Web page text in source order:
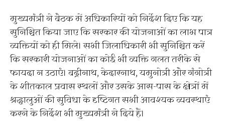
मुख्यमंत्री ने बैठक में अधिकारियों को निर्देश दिए कि यह
सुनिश्चित किया जाए कि सरकार की योजनाओं का लाभ पात्र
व्यक्तियों को ही मिले। सभी जिलाधिकारी भी सुनिश्चित करें
कि सरकारी योजनाओं का कोई भी व्यक्ति गलत तरीके से
फायदा न उठाएं। बद्रीनाथ, केदारनाथ, यमुनोत्री और गंगोत्री
के शीतकाल प्रवास स्थलों और उसके आस-पास के क्षेत्रों में
श्रद्धालुओं की सुविधा के दृष्टिगत सभी आवश्यक व्यवस्थाएं
करने के निर्देश भी मुख्यमंत्री ने दिये हैं।